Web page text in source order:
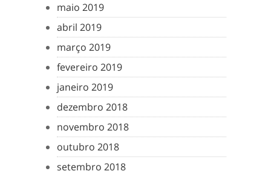
maio 2019
abril 2019
março 2019
fevereiro 2019
janeiro 2019
dezembro 2018
novembro 2018
outubro 2018
setembro 2018